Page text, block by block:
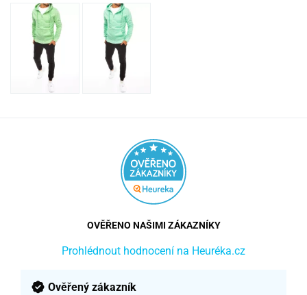
OVĚŘENO NAŠIMI ZÁKAZNÍKY
Prohlédnout hodnocení na Heuréka.cz
Ověřený zákazník